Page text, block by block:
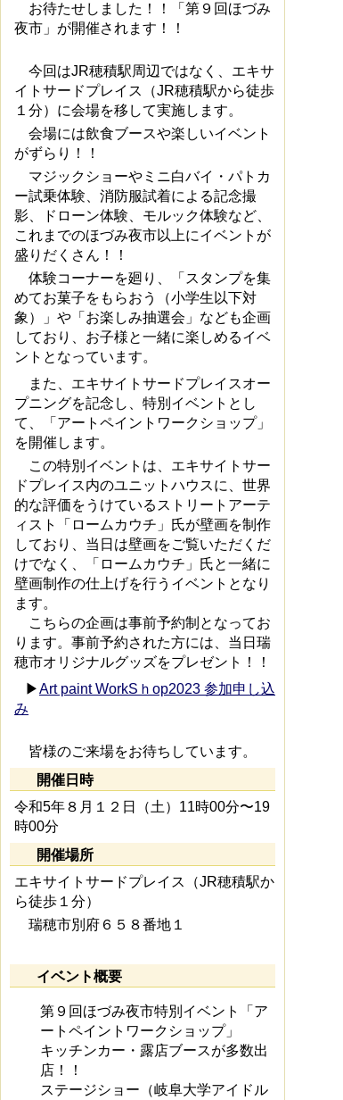
お待たせしました！！「第９回ほづみ
夜市」が開催されます！！
今回はJR穂積駅周辺ではなく、エキサ
イトサードプレイス（JR穂積駅から徒歩
１分）に会場を移して実施します。
会場には飲食ブースや楽しいイベント
がずらり！！
マジックショーやミニ白バイ・パトカ
ー試乗体験、消防服試着による記念撮
影、ドローン体験、モルック体験など、
これまでのほづみ夜市以上にイベントが
盛りだくさん！！
体験コーナーを廻り、「スタンプを集
めてお菓子をもらおう（小学生以下対
象）」や「お楽しみ抽選会」なども企画
しており、お子様と一緒に楽しめるイベ
ントとなっています。
また、エキサイトサードプレイスオー
プニングを記念し、特別イベントとし
て、「アートペイントワークショップ」
を開催します。
この特別イベントは、エキサイトサー
ドプレイス内のユニットハウスに、世界
的な評価をうけているストリートアーテ
ィスト「ロームカウチ」氏が壁画を制作
しており、当日は壁画をご覧いただくだ
けでなく、「ロームカウチ」氏と一緒に
壁画制作の仕上げを行うイベントとなり
ます。
こちらの企画は事前予約制となってお
ります。事前予約された方には、当日瑞
穂市オリジナルグッズをプレゼント！！
▶Art paint WorkSｈop2023 参加申し込
み
皆様のご来場をお待ちしています。
開催日時
令和5年８月１２日（土）11時00分〜19
時00分
開催場所
エキサイトサードプレイス（JR穂積駅か
ら徒歩１分）
瑞穂市別府６５８番地１
イベント概要
第９回ほづみ夜市特別イベント「ア
ートペイントワークショップ」
キッチンカー・露店ブースが多数出
店！！
ステージショー（岐阜大学アイドル